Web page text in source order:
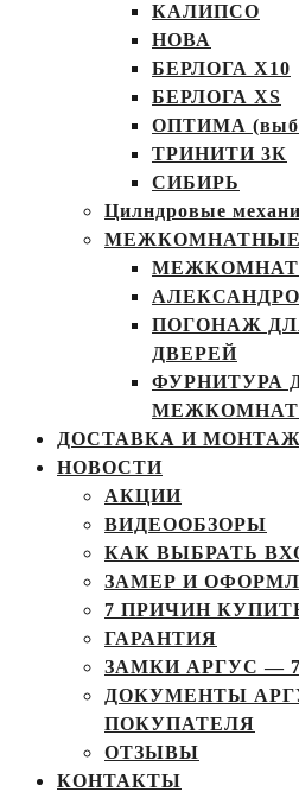
КАЛИПСО
НОВА
БЕРЛОГА Х10
БЕРЛОГА XS
ОПТИМА
ТРИНИТИ 3К
СИБИРЬ
Цилндровые
МЕЖКОМНАТНЫЕ
ПОГОНАЖ
ДВЕРЕЙ
ФУРНИТУРА
ДОСТАВКА И МОНТАЖ
НОВОСТИ
АКЦИИ
ВИДЕООБЗОРЫ
КАК ВЫБРАТЬ
ЗАМЕР И
7 ПРИЧИН
ГАРАНТИЯ
ЗАМКИ АРГУС —
ДОКУМЕНТЫ
ПОКУПАТЕЛЯ
ОТЗЫВЫ
КОНТАКТЫ